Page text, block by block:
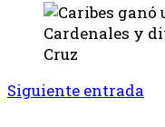
Siguiente entrada